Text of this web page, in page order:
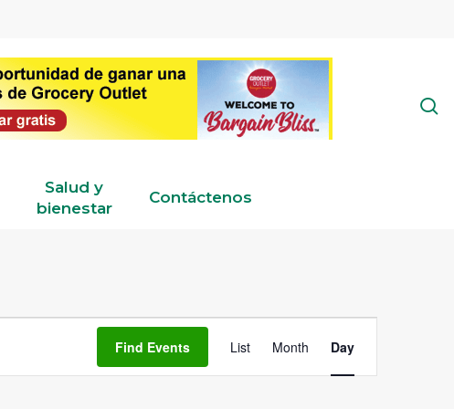
Salud y
bienestar
Contáctenos
Find Events List Month Day